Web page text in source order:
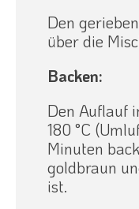
Den
über die
Backen:
Den Auflauf
180 °C
Minuten
goldbraun
ist.